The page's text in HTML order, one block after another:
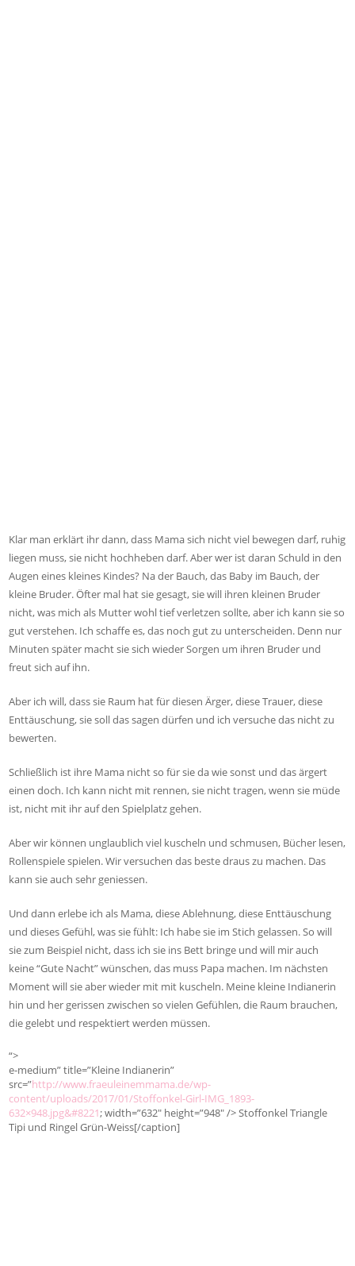
Klar man erklärt ihr dann, dass Mama sich nicht viel bewegen darf, ruhig
liegen muss, sie nicht hochheben darf. Aber wer ist daran Schuld in den
Augen eines kleines Kindes? Na der Bauch, das Baby im Bauch, der
kleine Bruder. Öfter mal hat sie gesagt, sie will ihren kleinen Bruder
nicht, was mich als Mutter wohl tief verletzen sollte, aber ich kann sie so
gut verstehen. Ich schaffe es, das noch gut zu unterscheiden. Denn nur
Minuten später macht sie sich wieder Sorgen um ihren Bruder und
freut sich auf ihn.
Aber ich will, dass sie Raum hat für diesen Ärger, diese Trauer, diese
Enttäuschung, sie soll das sagen dürfen und ich versuche das nicht zu
bewerten.
Schließlich ist ihre Mama nicht so für sie da wie sonst und das ärgert
einen doch. Ich kann nicht mit rennen, sie nicht tragen, wenn sie müde
ist, nicht mit ihr auf den Spielplatz gehen.
Aber wir können unglaublich viel kuscheln und schmusen, Bücher lesen,
Rollenspiele spielen. Wir versuchen das beste draus zu machen. Das
kann sie auch sehr geniessen.
Und dann erlebe ich als Mama, diese Ablehnung, diese Enttäuschung
und dieses Gefühl, was sie fühlt: Ich habe sie im Stich gelassen. So will
sie zum Beispiel nicht, dass ich sie ins Bett bringe und will mir auch
keine “Gute Nacht” wünschen, das muss Papa machen. Im nächsten
Moment will sie aber wieder mit mit kuscheln. Meine kleine Indianerin
hin und her gerissen zwischen so vielen Gefühlen, die Raum brauchen,
die gelebt und respektiert werden müssen.
“>
e-medium” title=”Kleine Indianerin”
src=”http://www.fraeuleinemmama.de/wp-
content/uploads/2017/01/Stoffonkel-Girl-IMG_1893-
632×948.jpg&#8221; width=”632″ height=”948″ /> Stoffonkel Triangle
Tipi und Ringel Grün-Weiss[/caption]